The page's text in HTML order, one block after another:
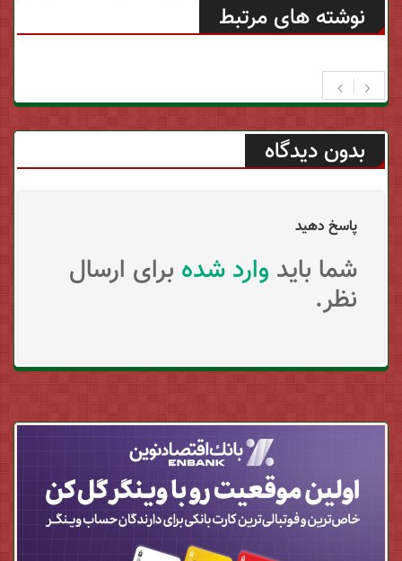
نوشته های مرتبط
بدون دیدگاه
پاسخ دهید
شما باید وارد شده برای ارسال
نظر.